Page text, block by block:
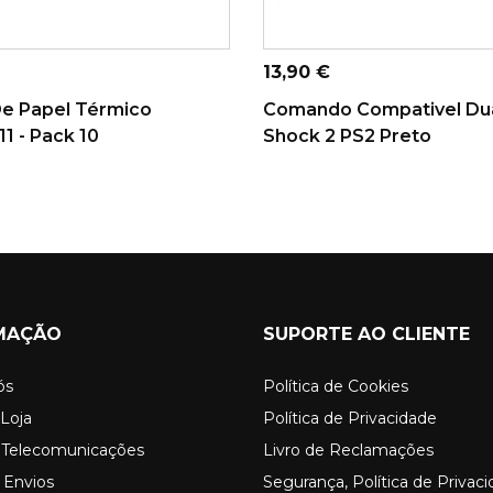
AO CARRINHO
Papel Térmico
- Pack 10
ADICIONAR AO CARRINHO
Preço
13,90 €
Comando Compativel
Shock 2 PS2 Preto
SUPORTE AO CLIENTE
Política de Cookies
Política de Privacidade
Livro de Reclamações
Segurança, Política de